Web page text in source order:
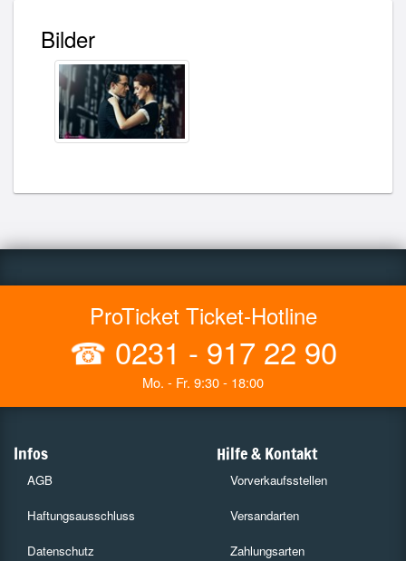
Bilder
ProTicket Ticket-Hotline
☎ 0231 - 917 22 90
Mo. - Fr. 9:30 - 18:00
Infos
AGB
Haftungsausschluss
Datenschutz
Hilfe & Kontakt
Vorverkaufsstellen
Versandarten
Zahlungsarten